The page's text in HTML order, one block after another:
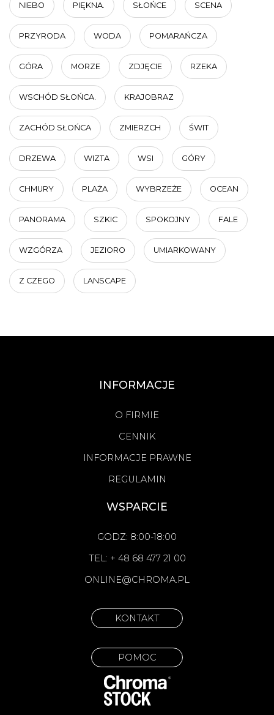
NIEBO PIĘKNA. SŁOŃCE SCENA
PRZYRODA WODA POMARAŃCZA
GÓRA MORZE ZDJĘCIE RZEKA
WSCHÓD SŁOŃCA. KRAJOBRAZ
ZACHÓD SŁOŃCA ZMIERZCH ŚWIT
DRZEWA WIZTA WSI GÓRY
CHMURY PLAŻA WYBRZEŻE OCEAN
PANORAMA SZKIC SPOKOJNY FALE
WZGÓRZA JEZIORO UMIARKOWANY
Z CZEGO LANSCAPE
INFORMACJE
O FIRMIE
CENNIK
INFORMACJE PRAWNE
REGULAMIN
WSPARCIE
GODZ: 8:00-18:00
TEL: + 48 68 477 21 00
ONLINE@CHROMA.PL
KONTAKT
POMOC